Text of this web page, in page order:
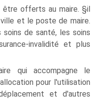
être offerts au maire. §il
et le poste de maire.
de santé, les soins
invalidité et plus
qui accompagne le
pour l'utilisation
et d'autres